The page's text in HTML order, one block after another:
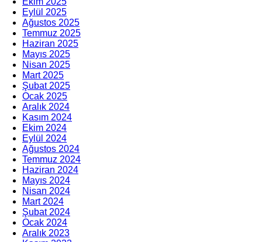
Eylül 2025
Ağustos 2025
Temmuz 2025
Haziran 2025
Mayıs 2025
Nisan 2025
Mart 2025
Şubat 2025
Ocak 2025
Aralık 2024
Kasım 2024
Ekim 2024
Eylül 2024
Ağustos 2024
Temmuz 2024
Haziran 2024
Mayıs 2024
Nisan 2024
Mart 2024
Şubat 2024
Ocak 2024
Aralık 2023